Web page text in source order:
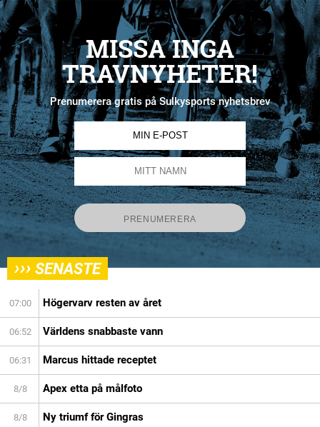
MISSA INGA
TRAVNYHETER!
Prenumerera gratis på Sulkysports nyhetsbrev
››› SENASTE
07:00 Högervarv resten av året
06:52 Världens snabbaste vann
06:31 Marcus hittade receptet
8/8 Apex etta på målfoto
8/8 Ny triumf för Gingras